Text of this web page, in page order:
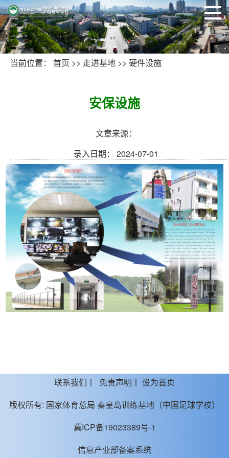
当前位置： 首页 >> 走进基地 >> 硬件设施
安保设施
文章来源：
录入日期： 2024-07-01
联系我们 丨 免责声明 丨 设为首页
版权所有: 国家体育总局 秦皇岛训练基地（中国足球学校）
冀ICP备19023389号-1
信息产业部备案系统